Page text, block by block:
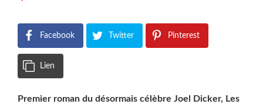
Facebook Twitter Pinterest
Lien
Premier roman du désormais célèbre Joel Dicker, Les